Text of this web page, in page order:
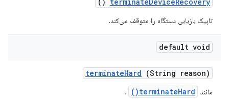
تاپیک بازیابی دستگاه را متوقف می‌کند.
default void
terminateHard (String reason)
مانند terminateHard()
.